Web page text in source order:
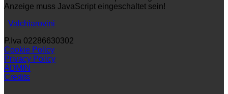
Anzeige muss JavaScript eingeschaltet sein!
Valchiarovini
P.Iva 02286630302
Cookie Policy
Privacy Policy
ADMIN
Credits